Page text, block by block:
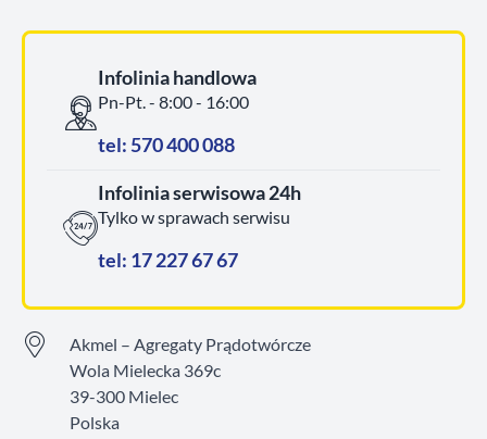
Infolinia handlowa
Pn-Pt. - 8:00 - 16:00
tel: 570 400 088
Infolinia serwisowa 24h
Tylko w sprawach serwisu
tel: 17 227 67 67
Akmel – Agregaty Prądotwórcze
Wola Mielecka 369c
39-300 Mielec
Polska